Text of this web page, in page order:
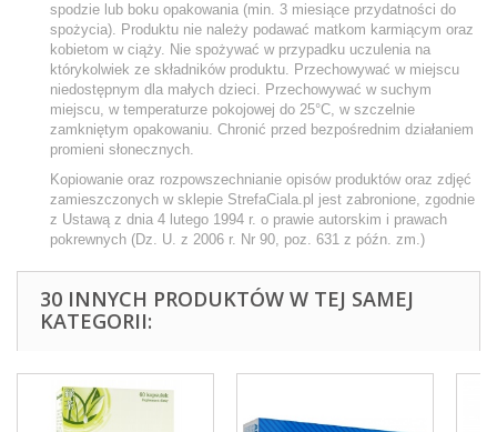
spodzie lub boku opakowania (min. 3 miesiące przydatności do
spożycia). Produktu nie należy podawać matkom karmiącym oraz
kobietom w ciąży. Nie spożywać w przypadku uczulenia na
którykolwiek ze składników produktu. Przechowywać w miejscu
niedostępnym dla małych dzieci. Przechowywać w suchym
miejscu, w temperaturze pokojowej do 25°C, w szczelnie
zamkniętym opakowaniu. Chronić przed bezpośrednim działaniem
promieni słonecznych.
Kopiowanie oraz rozpowszechnianie opisów produktów oraz zdjęć
zamieszczonych w sklepie StrefaCiala.pl jest zabronione, zgodnie
z Ustawą z dnia 4 lutego 1994 r. o prawie autorskim i prawach
pokrewnych (Dz. U. z 2006 r. Nr 90, poz. 631 z późn. zm.)
30 INNYCH PRODUKTÓW W TEJ SAMEJ
KATEGORII: